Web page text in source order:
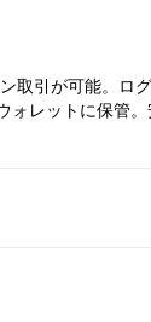
取引が可能。ログ
レットに保管